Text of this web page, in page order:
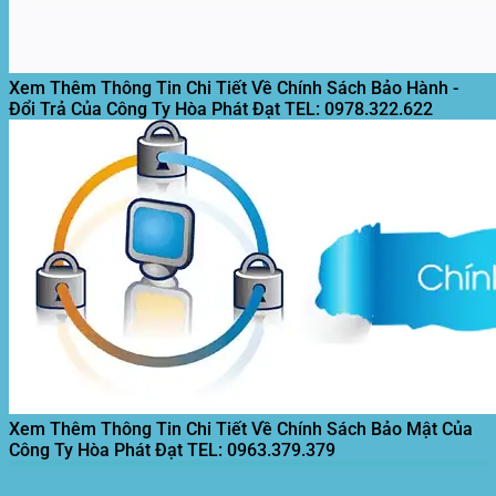
Xem Thêm Thông Tin Chi Tiết Về Chính Sách Bảo Hành -
Đổi Trả Của Công Ty Hòa Phát Đạt TEL: 0978.322.622
Xem Thêm Thông Tin Chi Tiết Về Chính Sách Bảo Mật Của
Công Ty Hòa Phát Đạt TEL: 0963.379.379